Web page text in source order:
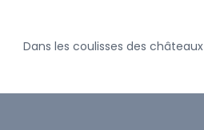
Dans les coulisses des châteaux